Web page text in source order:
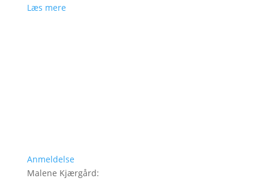
Læs mere
Anmeldelse
Malene Kjærgård: